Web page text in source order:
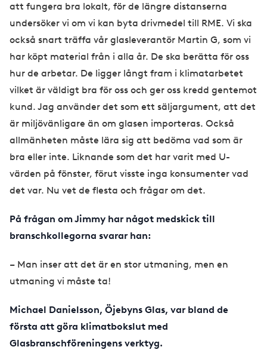
att fungera bra lokalt, för de längre distanserna
undersöker vi om vi kan byta drivmedel till RME. Vi ska
också snart träffa vår glasleverantör Martin G, som vi
har köpt material från i alla år. De ska berätta för oss
hur de arbetar. De ligger långt fram i klimatarbetet
vilket är väldigt bra för oss och ger oss kredd gentemot
kund. Jag använder det som ett säljargument, att det
är miljövänligare än om glasen importeras. Också
allmänheten måste lära sig att bedöma vad som är
bra eller inte. Liknande som det har varit med U-
värden på fönster, förut visste inga konsumenter vad
det var. Nu vet de flesta och frågar om det.
På frågan om Jimmy har något medskick till
branschkollegorna svarar han:
– Man inser att det är en stor utmaning, men en
utmaning vi måste ta!
Michael Danielsson, Öjebyns Glas, var bland de
första att göra klimatbokslut med
Glasbranschföreningens verktyg.